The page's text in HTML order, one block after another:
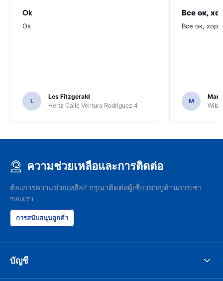
Ok
Ok
L
Les Fitzgerald
Hertz Calle Ventura Rodriguez 4
Все ок,
Все ок,
M
ความช่วยเหลือและการติดต่อ
ต้องการความช่วยเหลือ? กรุณาติดต่อผู้เชี่ยวชาญด้านการเช่า
ของเรา
การสนับสนุนลูกค้า
บัญชี